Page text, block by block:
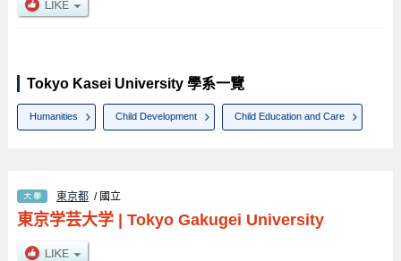
Tokyo Kasei University 學系一覽
Humanities Child Development Child Education and Care
東京都 / 國立
東京学芸大学| Tokyo Gakugei University